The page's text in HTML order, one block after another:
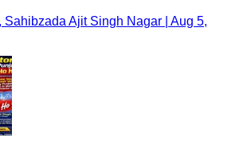
Ajit Singh Nagar | Aug 5,